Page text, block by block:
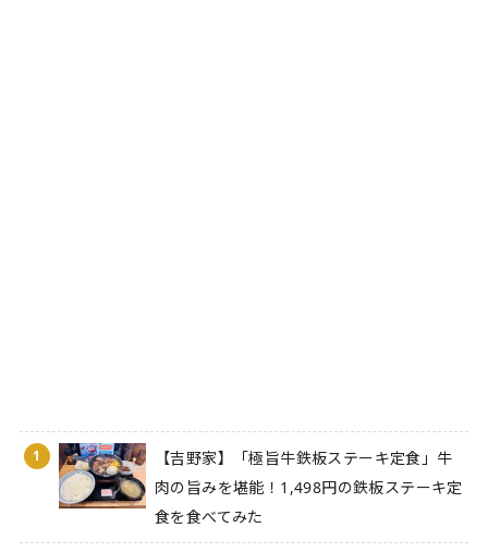
1
【吉野家】「極旨牛鉄板ステーキ定食」牛
肉の旨みを堪能！1,498円の鉄板ステーキ定
食を食べてみた